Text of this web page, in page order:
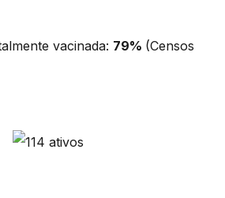
vacinada: 79% (Censos